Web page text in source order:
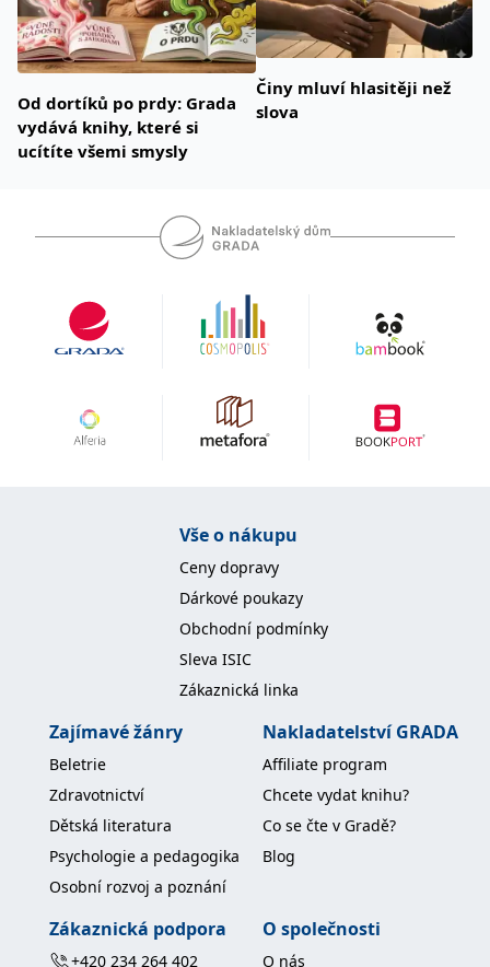
Od dortíků po prdy: Grada
vydává knihy, které si
ucítíte všemi smysly
Činy mluví hlasitěji než
slova
Vše o nákupu
Ceny dopravy
Dárkové poukazy
Obchodní podmínky
Sleva ISIC
Zákaznická linka
Zajímavé žánry
Beletrie
Zdravotnictví
Dětská literatura
Psychologie a pedagogika
Osobní rozvoj a poznání
Nakladatelství GRADA
Affiliate program
Chcete vydat knihu?
Co se čte v Gradě?
Blog
Zákaznická podpora
+420 234 264 402
O společnosti
O nás